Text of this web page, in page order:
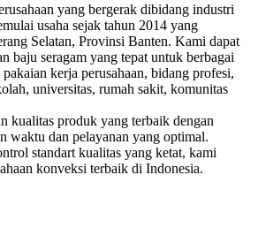
yang bergerak dibidang industri
usaha sejak tahun 2014 yang
Selatan, Provinsi Banten. Kami dapat
baju seragam yang tepat untuk berbagai
kerja perusahaan, bidang profesi,
universitas, rumah sakit, komunitas
kualitas produk yang terbaik dengan
waktu dan pelayanan yang optimal.
standart kualitas yang ketat, kami
konveksi terbaik di Indonesia.